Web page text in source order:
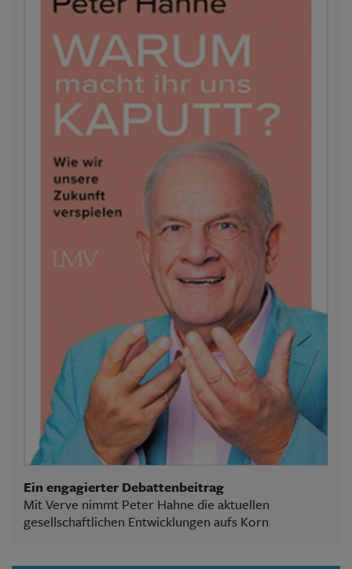
Ein engagierter Debattenbeitrag
Mit Verve nimmt Peter Hahne die aktuellen
gesellschaftlichen Entwicklungen aufs Korn